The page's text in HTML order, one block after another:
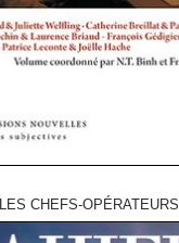
LES CHEFS-OPÉRATEURS